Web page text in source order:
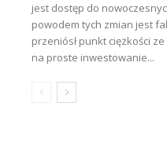
jest dostęp do
powodem tych zmian jest
przeniósł punkt ciężkości
na proste inwestowanie...